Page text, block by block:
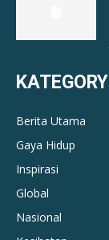
KATEGORY
Berita Utama
Gaya Hidup
Inspirasi
Global
Nasional